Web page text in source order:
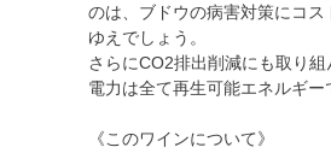
のは、ブドウの病害対策にコ
ゆえでしょう。
さらにCO2排出削減にも取り
電力は全て再生可能エネルギー
《このワインについて》